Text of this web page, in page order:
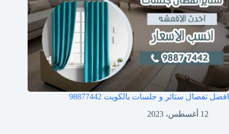
افضل تفصال ستائر و جلسات بالكويت 98877442
12 أغسطس، 2023